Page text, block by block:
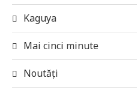
Kaguya
Mai cinci minute
Noutăți